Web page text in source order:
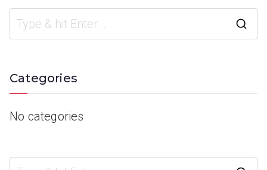
Categories
No categories